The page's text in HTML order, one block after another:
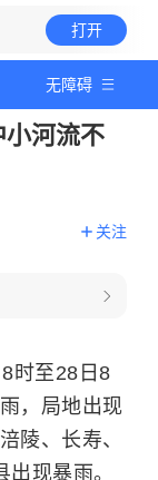
打开
无障碍
小河流不
关注
时至28日8
，局地出现
陵、长寿、
现暴雨。